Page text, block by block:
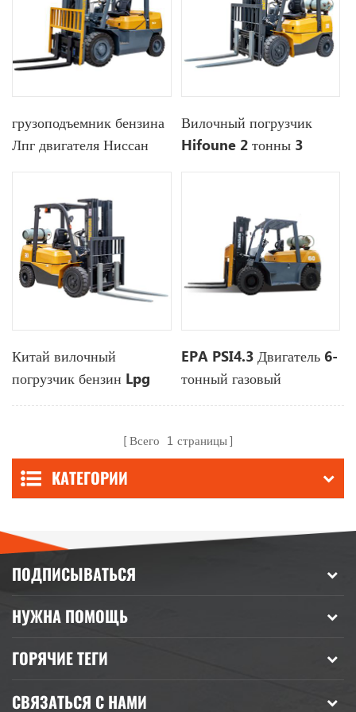
грузоподъемник бензина
Лпг двигателя Ниссан
Вилочный погрузчик
Hifoune 2 тонны 3
вилочный погрузчик
Китай вилочный
погрузчик бензин Lpg
3Ton 4Ton двигатель
вилочный погрузчик
EPA PSI4.3 Двигатель 6-
тонный газовый
вилочный погрузчик для
газа
Всего 1 страницы
КАТЕГОРИИ
ПОДПИСЫВАТЬСЯ
НУЖНА ПОМОЩЬ
ГОРЯЧИЕ ТЕГИ
СВЯЗАТЬСЯ С НАМИ